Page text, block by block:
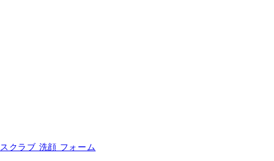
スクラブ 洗顔 フォーム